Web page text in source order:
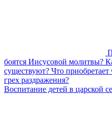
боятся Иисусовой молитвы?
существуют? Что
грех раздражения?
Воспитание детей в царской